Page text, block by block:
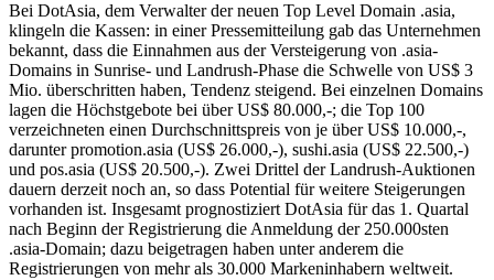
Bei DotAsia, dem Verwalter der neuen Top Level Domain .asia,
klingeln die Kassen: in einer Pressemitteilung gab das Unternehmen
bekannt, dass die Einnahmen aus der Versteigerung von .asia-
Domains in Sunrise- und Landrush-Phase die Schwelle von US$ 3
Mio. überschritten haben, Tendenz steigend. Bei einzelnen Domains
lagen die Höchstgebote bei über US$ 80.000,-; die Top 100
verzeichneten einen Durchschnittspreis von je über US$ 10.000,-,
darunter promotion.asia (US$ 26.000,-), sushi.asia (US$ 22.500,-)
und pos.asia (US$ 20.500,-). Zwei Drittel der Landrush-Auktionen
dauern derzeit noch an, so dass Potential für weitere Steigerungen
vorhanden ist. Insgesamt prognostiziert DotAsia für das 1. Quartal
nach Beginn der Registrierung die Anmeldung der 250.000sten
.asia-Domain; dazu beigetragen haben unter anderem die
Registrierungen von mehr als 30.000 Markeninhabern weltweit.